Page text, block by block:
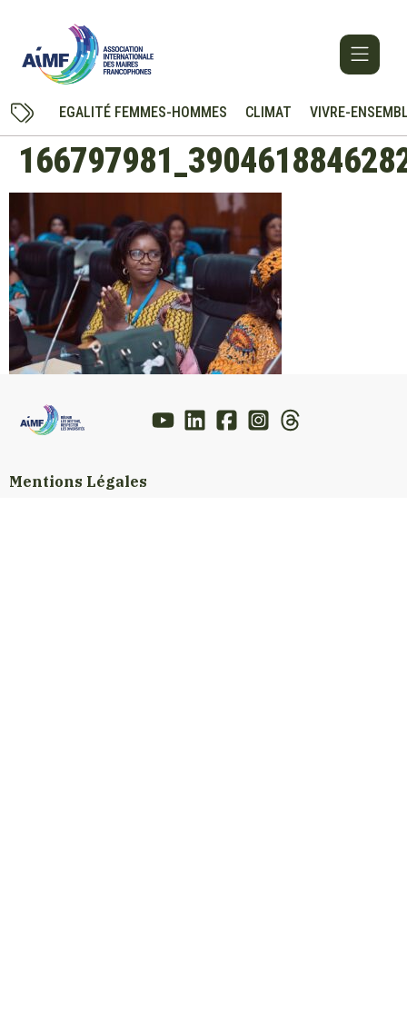
EGALITÉ FEMMES-HOMMES CLIMAT VIVRE-
Mentions Légales